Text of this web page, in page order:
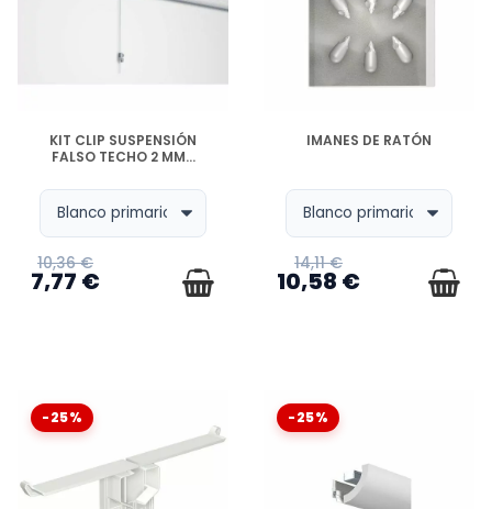
DISPONIBLE
KIT CLIP SUSPENSIÓN
FALSO TECHO 2 MM...
10,36 €
7,77 €
DISPONIBLE
IMANES DE RATÓN
14,11 €
10,58 €
-25% -25%